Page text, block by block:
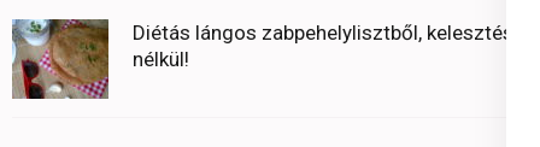
Diétás lángos zabpehelylisztből, kelesztés
nélkül!